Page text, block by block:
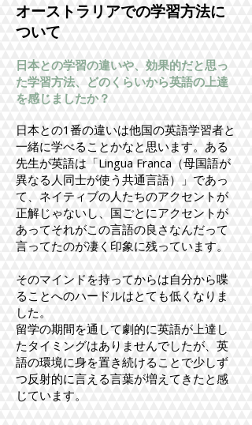
オーストラリアでの学習方法に
ついて
日本との学習の違いや、効果的だと思っ
た学習方法、どのくらいから英語の上達
を感じましたか？
日本との1番の違いは他国の英語学習者と
一緒に学べることかなと思います。ある
先生が英語は「Lingua Franca（母国語が
異なる人同士が使う共通言語）」であっ
て、ネイティブの人たちのアクセントが
正解じゃないし、国ごとにアクセントが
あってそれがこの言語の良さなんだって
言ってたのが凄く印象に残っています。
そのマインドを持ってからは自分から喋
ることへのハードルはとても低くなりま
した。
留学の期間を通して劇的に英語が上達し
たタイミングはありませんでしたが、英
語の環境に身を置き続けることで少しず
つ反射的に言える言葉が増えてきたと感
じています。